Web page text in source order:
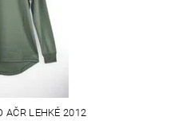
AČR LEHKÉ 2012